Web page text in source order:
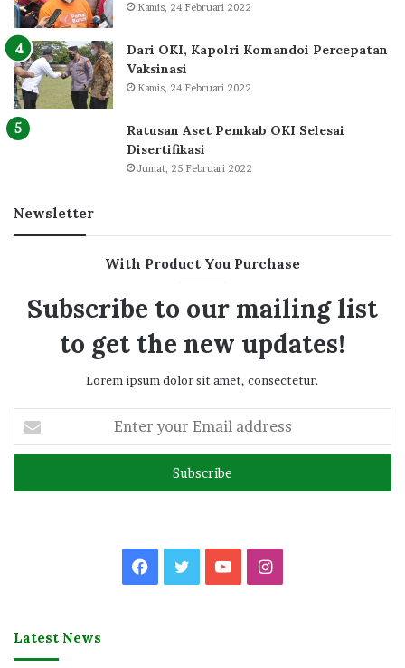
Kamis, 24 Februari 2022
Dari OKI, Kapolri Komandoi Percepatan
Vaksinasi
Kamis, 24 Februari 2022
Ratusan Aset Pemkab OKI Selesai
Disertifikasi
Jumat, 25 Februari 2022
Newsletter
With Product You Purchase
Subscribe to our mailing list
to get the new updates!
Lorem ipsum dolor sit amet, consectetur.
your
Email
Facebook
TwitterYouTubeInstagram
Latest News